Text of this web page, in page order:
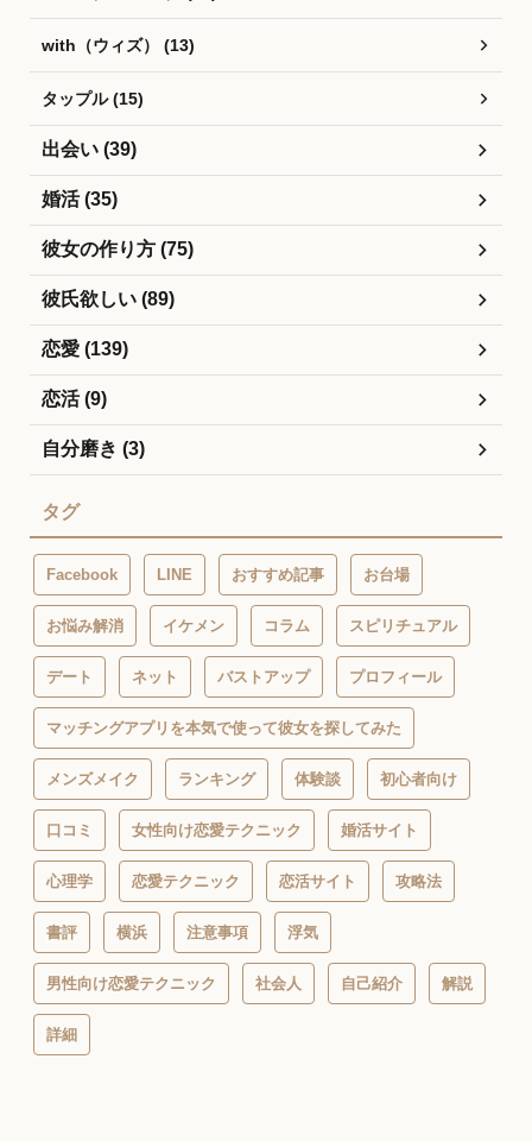
with（ウィズ） (13)
タップル (15)
出会い (39)
婚活 (35)
彼女の作り方 (75)
彼氏欲しい (89)
恋愛 (139)
恋活 (9)
自分磨き (3)
タグ
Facebook LINE おすすめ記事 お台場
お悩み解消 イケメン コラム スピリチュアル
デート ネット バストアップ プロフィール
マッチングアプリを本気で使って彼女を探してみた
メンズメイク ランキング 体験談 初心者向け
口コミ 女性向け恋愛テクニック 婚活サイト
心理学 恋愛テクニック 恋活サイト 攻略法
書評 横浜 注意事項 浮気
男性向け恋愛テクニック 社会人 自己紹介 解説
詳細